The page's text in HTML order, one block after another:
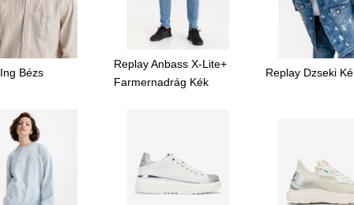
Bézs
Replay Anbass X-Lite+
Farmernadrág Kék
Replay Dzseki